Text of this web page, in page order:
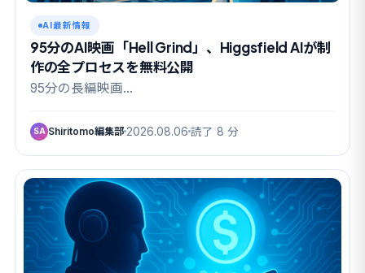
AI最新情報
95分のAI映画「Hell Grind」、Higgsfield AIが制
作の全プロセスを無料公開
95分の長編映画…
SA Shiritomo編集部 2026.08.06 読了 8 分